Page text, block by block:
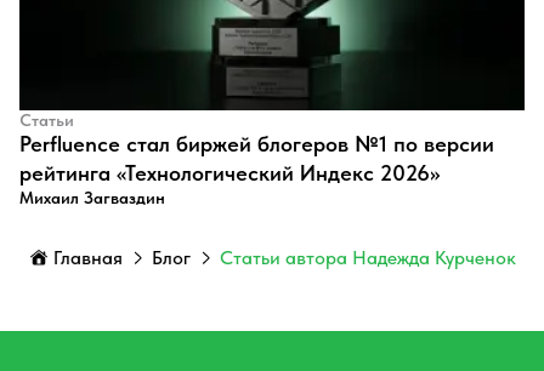
Статьи
Perfluence стал биржей блогеров №1 по версии
рейтинга «Технологический Индекс 2026»
Михаил Загваздин
Главная Блог Статьи автора Надежда Курченок